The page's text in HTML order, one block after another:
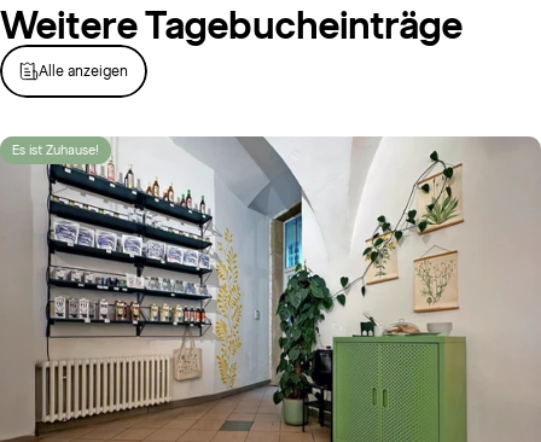
WeitereTagebucheinträge
Alle anzeigen
Es ist Zuhause!